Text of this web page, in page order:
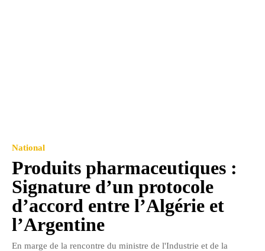
National
Produits pharmaceutiques :
Signature d’un protocole
d’accord entre l’Algérie et
l’Argentine
En marge de la rencontre du ministre de l'Industrie et de la